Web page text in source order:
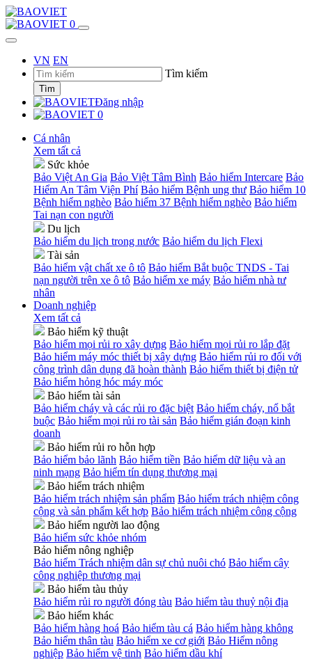
0
VN EN
Tìm kiếm
Tìm
Đăng nhập
0
Cá nhân
Xem tất cả
Sức khỏe
Bảo Việt An Gia Bảo Việt Tâm Bình Bảo hiểm Intercare Bảo
Hiểm An Tâm Viện Phí Bảo hiểm Bệnh ung thư Bảo hiểm 10
Bệnh hiểm nghèo Bảo hiểm 37 Bệnh hiểm nghèo Bảo hiểm
Tai nạn con người
Du lịch
Bảo hiểm du lịch trong nước Bảo hiểm du lịch Flexi
Tài sản
Bảo hiểm vật chất xe ô tô Bảo hiểm Bắt buộc TNDS - Tai
nạn người trên xe ô tô Bảo hiểm xe máy Bảo hiểm nhà tư
nhân
Doanh nghiệp
Xem tất cả
Bảo hiểm kỹ thuật
Bảo hiểm mọi rủi ro xây dựng Bảo hiểm mọi rủi ro lắp đặt
Bảo hiểm máy móc thiết bị xây dựng Bảo hiểm rủi ro đối với
công trình dân dụng đã hoàn thành Bảo hiểm thiết bị điện tử
Bảo hiểm hỏng hóc máy móc
Bảo hiểm tài sản
Bảo hiểm cháy và các rủi ro đặc biệt Bảo hiểm cháy, nổ bắt
buộc Bảo hiểm mọi rủi ro tài sản Bảo hiểm gián đoạn kinh
doanh
Bảo hiểm rủi ro hỗn hợp
Bảo hiểm bảo lãnh Bảo hiểm tiền Bảo hiểm dữ liệu và an
ninh mạng Bảo hiểm tín dụng thương mại
Bảo hiểm trách nhiệm
Bảo hiểm trách nhiệm sản phẩm Bảo hiểm trách nhiệm công
cộng và sản phẩm kết hợp Bảo hiểm trách nhiệm công cộng
Bảo hiểm người lao động
Bảo hiểm sức khỏe nhóm
Bảo hiểm nông nghiệp
Bảo hiểm Trách nhiệm dân sự chủ nuôi chó Bảo hiểm cây
công nghiệp thương mại
Bảo hiểm tàu thủy
Bảo hiểm rủi ro người đóng tàu Bảo hiểm tàu thuỷ nội địa
Bảo hiểm khác
Bảo hiểm hàng hoá Bảo hiểm tàu cá Bảo hiểm hàng không
Bảo hiểm thân tàu Bảo hiểm xe cơ giới Bảo Hiểm nông
nghiệp Bảo hiểm vệ tinh Bảo hiểm dầu khí